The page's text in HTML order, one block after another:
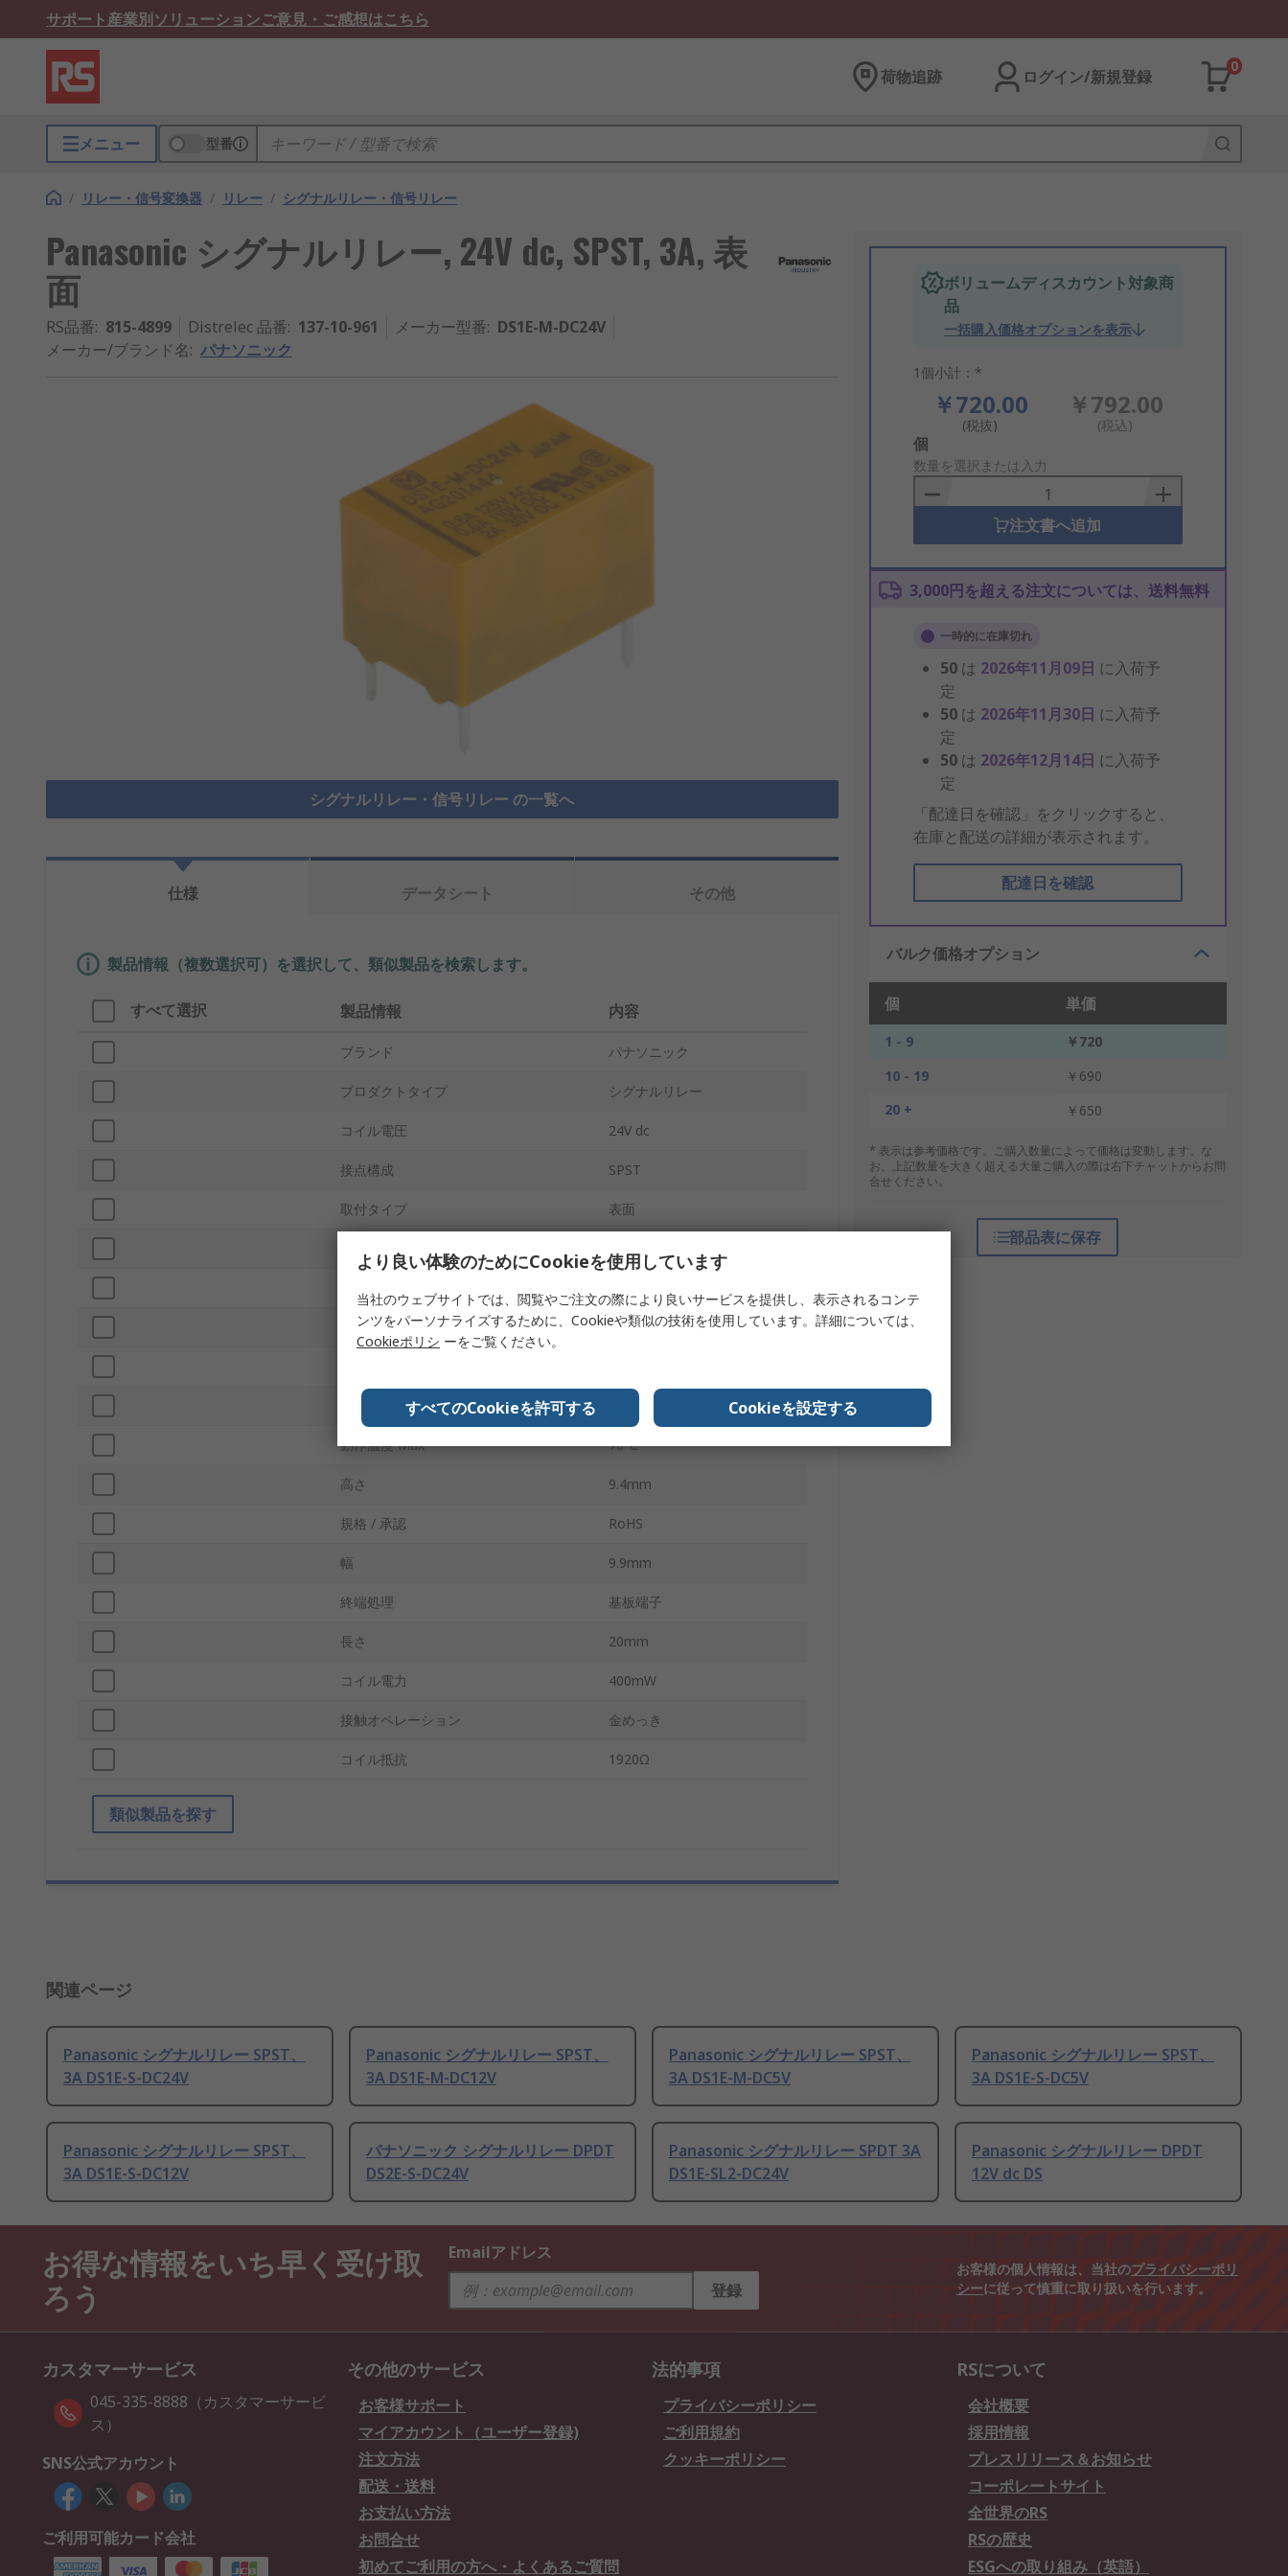
サポート産業別ソリューションご意見・ご感想はこちら
荷物追跡 ログイン/新規登録
0
メニュー 型番
/ リレー・信号変換器 / リレー / シグナルリレー・信号リレー
Panasonic シグナルリレー, 24V dc, SPST, 3A, 表
面
RS品番: 815-4899 Distrelec 品番: 137-10-961 メーカー型番: DS1E-M-DC24V
メーカー/ブランド名: パナソニック
シグナルリレー・信号リレー の一覧へ
ボリュームディスカウント対象商
品
一括購入価格オプションを表示
1個小計：*
￥720.00
(税抜)
￥792.00
(税込)
Add
to
Basket
個
数量を選択または入力
注文書へ追加
3,000円を超える注文については、送料無料
一時的に在庫切れ
50 は 2026年11月09日 に入荷予
定
50 は 2026年11月30日 に入荷予
定
50 は 2026年12月14日 に入荷予
定
「配達日を確認」をクリックすると、
在庫と配送の詳細が表示されます。
配達日を確認
バルク価格オプション
個 単価
1 - 9
￥720
10 - 19
￥690
20 +
￥650
* 表示は参考価格です。ご購入数量によって価格は変動します。な
お、上記数量を大きく超える大量ご購入の際は右下チャットからお問
合せください。
部品表に保存
仕様 データシート その他
製品情報（複数選択可）を選択して、類似製品を検索します。
すべて選択 製品情報 内容
ブランド パナソニック
プロダクトタイプ シグナルリレー
コイル電圧 24V dc
接点構成 SPST
取付タイプ 表面
出力開閉電流
スイッチングDC電圧 220V dc
動作温度 Min
動作温度 Max 70°C
高さ 9.4mm
規格 / 承認 RoHS
幅 9.9mm
終端処理 基板端子
長さ 20mm
コイル電力 400mW
接触オペレーション 金めっき
コイル抵抗 1920Ω
類似製品を探す
関連ページ
Panasonic シグナルリレー SPST、
3A DS1E-S-DC24V
Panasonic シグナルリレー SPST、
3A DS1E-M-DC12V
Panasonic シグナルリレー SPST、
3A DS1E-M-DC5V
Panasonic シグナルリレー SPST、
3A DS1E-S-DC5V
Panasonic シグナルリレー SPST、
3A DS1E-S-DC12V
パナソニック シグナルリレー DPDT
DS2E-S-DC24V
Panasonic シグナルリレー SPDT 3A
DS1E-SL2-DC24V
Panasonic シグナルリレー DPDT
12V dc DS
お得な情報をいち早く受け取
ろう
Emailアドレス
登録
お客様の個人情報は、当社のプライバシーポリ
シーに従って慎重に取り扱いを行います。
カスタマーサービス
045-335-8888（カスタマーサービ
ス）
SNS公式アカウント
ご利用可能カード会社
その他のサービス
お客様サポート
マイアカウント（ユーザー登録)
注文方法
配送・送料
お支払い方法
お問合せ
初めてご利用の方へ・よくあるご質問
法的事項
プライバシーポリシー
ご利用規約
クッキーポリシー
RSについて
会社概要
採用情報
プレスリリース＆お知らせ
コーポレートサイト
全世界のRS
RSの歴史
ESGへの取り組み（英語）
より良い体験のためにCookieを使用しています
当社のウェブサイトでは、閲覧やご注文の際により良いサービスを提供し、表示されるコンテ
ンツをパーソナライズするために、Cookieや類似の技術を使用しています。詳細については、
Cookieポリシ ーをご覧ください。
すべてのCookieを許可する Cookieを設定する